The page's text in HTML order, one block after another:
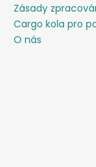
Zásady
Cargo kola pro
O nás